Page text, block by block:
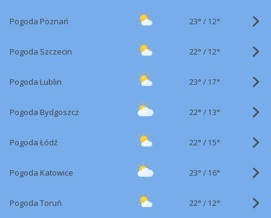
Pogoda Poznań 23° / 12°
Pogoda Szczecin 22° / 12°
Pogoda Lublin 23° / 17°
Pogoda Bydgoszcz 22° / 13°
Pogoda Łódź 22° / 15°
Pogoda Katowice 23° / 16°
Pogoda Toruń 22° / 12°